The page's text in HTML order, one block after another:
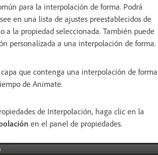
para la interpolación de forma. Podrá
en una lista de ajustes preestablecidos de
a la propiedad seleccionada. También puede
personalizada a una interpolación de forma.
que contenga una interpolación de forma
de Animate.
de Interpolación, haga clic en la
en el panel de propiedades.